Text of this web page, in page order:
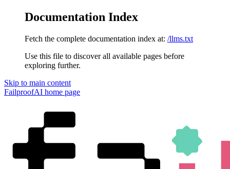
Documentation Index
Fetch the complete documentation index at: /llms.txt
Use this file to discover all available pages before
exploring further.
Skip to main content
FailproofAI home page